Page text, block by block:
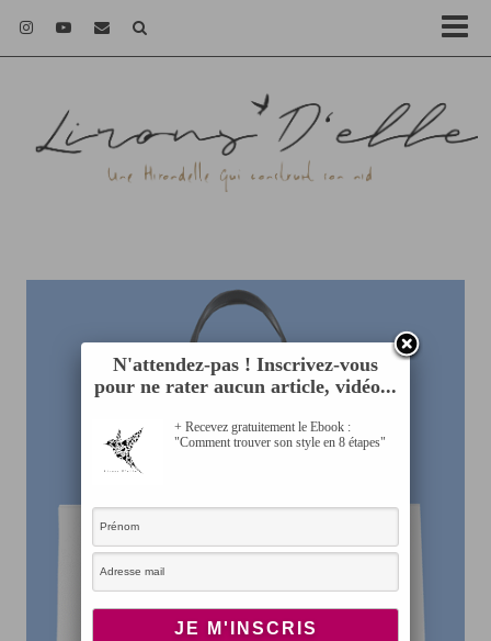
N'attendez-pas ! Inscrivez-vous
pour ne rater aucun article, vidéo...
+ Recevez gratuitement le Ebook :
"Comment trouver son style en 8 étapes"